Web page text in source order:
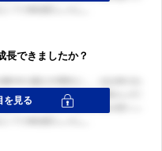
長できましたか？
登録